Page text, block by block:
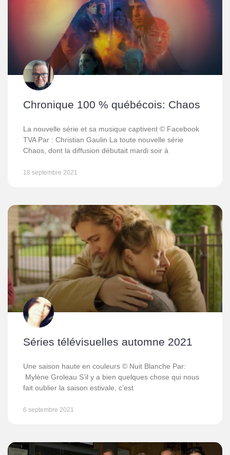
Chronique 100 % québécois: Chaos
La nouvelle série et sa musique captivent © Facebook
TVA Par : Christian Gaulin La toute nouvelle série
Chaos, dont la diffusion débutait mardi soir à
18 septembre 2021
Séries télévisuelles automne 2021
Une saison haute en couleurs © Nuit Blanche Par:
Mylène Groleau S’il y a bien quelques chose qui nous
fait oublier la saison estivale, c’est
6 septembre 2021